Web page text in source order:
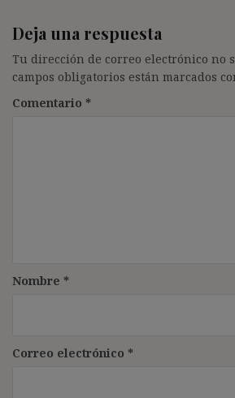
Deja una respuesta
Tu dirección de correo electrónico no
campos obligatorios están marcados
Comentario *
Nombre *
Correo electrónico *